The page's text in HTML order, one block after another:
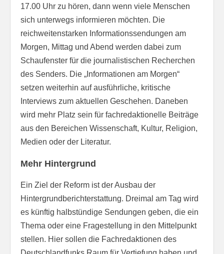
17.00 Uhr zu hören, dann wenn viele Menschen
sich unterwegs informieren möchten. Die
reichweitenstarken Informationssendungen am
Morgen, Mittag und Abend werden dabei zum
Schaufenster für die journalistischen Recherchen
des Senders. Die „Informationen am Morgen“
setzen weiterhin auf ausführliche, kritische
Interviews zum aktuellen Geschehen. Daneben
wird mehr Platz sein für fachredaktionelle Beiträge
aus den Bereichen Wissenschaft, Kultur, Religion,
Medien oder der Literatur.
Mehr Hintergrund
Ein Ziel der Reform ist der Ausbau der
Hintergrundberichterstattung. Dreimal am Tag wird
es künftig halbstündige Sendungen geben, die ein
Thema oder eine Fragestellung in den Mittelpunkt
stellen. Hier sollen die Fachredaktionen des